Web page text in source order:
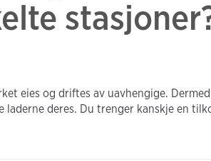
eies og driftes av uavhengige.
laderne deres. Du trenger kanskje en